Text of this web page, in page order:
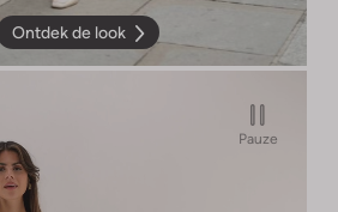
Ontdek de look
Pauze